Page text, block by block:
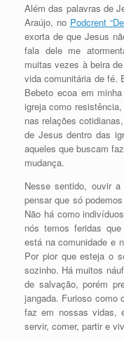
Além das palavras de
Araújo, no Podcrent
exorta de que Jesus
fala dele me
muitas vezes à beira
vida comunitária de fé.
Bebeto ecoa em
igreja como
nas relações
de Jesus dentro das
aqueles que buscam
mudança.
Nesse sentido, ouvir
pensar que só
Não há como
nós temos feridas
está na comunidade e
Por pior que esteja o
sozinho. Há muitos
de salvação, porém
jangada. Furioso como
faz em nossas vidas,
servir, comer, partir e